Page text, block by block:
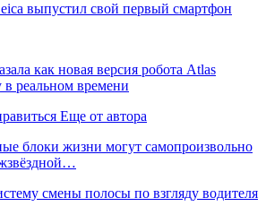
выпустил свой первый смартфон
как новая версия робота Atlas
в реальном времени
Еще от автора
блоки жизни могут самопроизвольно
смены полосы по взгляду водителя